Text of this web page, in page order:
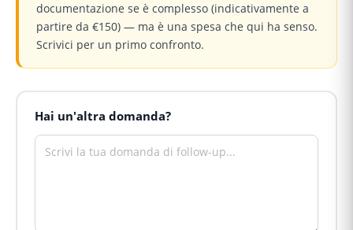
documentazione se è complesso (indicativamente a
partire da €150) — ma è una spesa che qui ha senso.
Scrivici per un primo confronto.
Hai un'altra domanda?